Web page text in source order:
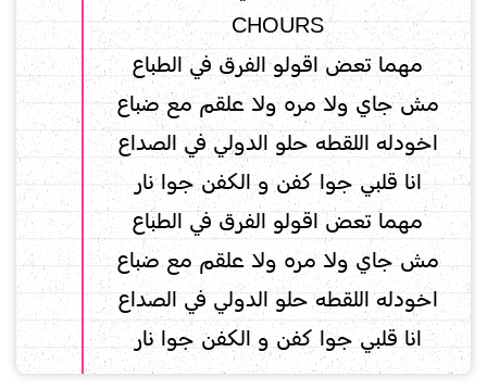
CHOURS
مهما تعض اقولو الفرق في الطباع
‏مش جاي ولا مره ولا علقم مع ضباع
اخودله اللقطه حلو الدولي في الصداع
انا قلبي جوا كفن و الكفن جوا نار
مهما تعض اقولو الفرق في الطباع
‏مش جاي ولا مره ولا علقم مع ضباع
اخودله اللقطه حلو الدولي في الصداع
انا قلبي جوا كفن و الكفن جوا نار